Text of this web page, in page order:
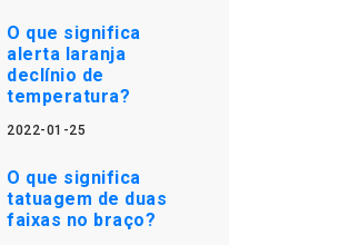
O que significa
alerta laranja
declínio de
temperatura?
2022-01-25
O que significa
tatuagem de duas
faixas no braço?